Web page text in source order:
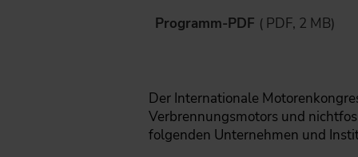
Programm-PDF ( PDF, 2 MB)
Der Internationale
Verbrennungsmotors und
folgenden Unternehmen und